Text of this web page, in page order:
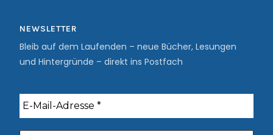
NEWSLETTER
Bleib auf dem Laufenden – neue Bücher, Lesungen
und Hintergründe – direkt ins Postfach